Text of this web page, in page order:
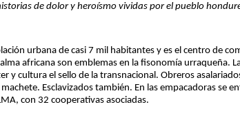
de dolor y heroísmo vividas por el pueblo
urbana de casi 7 mil habitantes y es el centro de
africana son emblemas en la fisonomía urraqueña.
y cultura el sello de la transnacional. Obreros
Esclavizados también. En las empacadoras se
con 32 cooperativas asociadas.